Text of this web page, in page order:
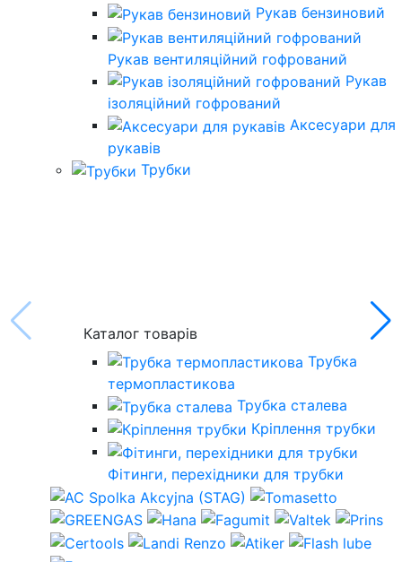
Рукав бензиновий
Рукав вентиляційний гофрований
Рукав
ізоляційний гофрований
Аксесуари для
рукавів
Трубки
Каталог товарів
Трубка
термопластикова
Трубка сталева
Кріплення трубки
Фітинги, перехідники для трубки